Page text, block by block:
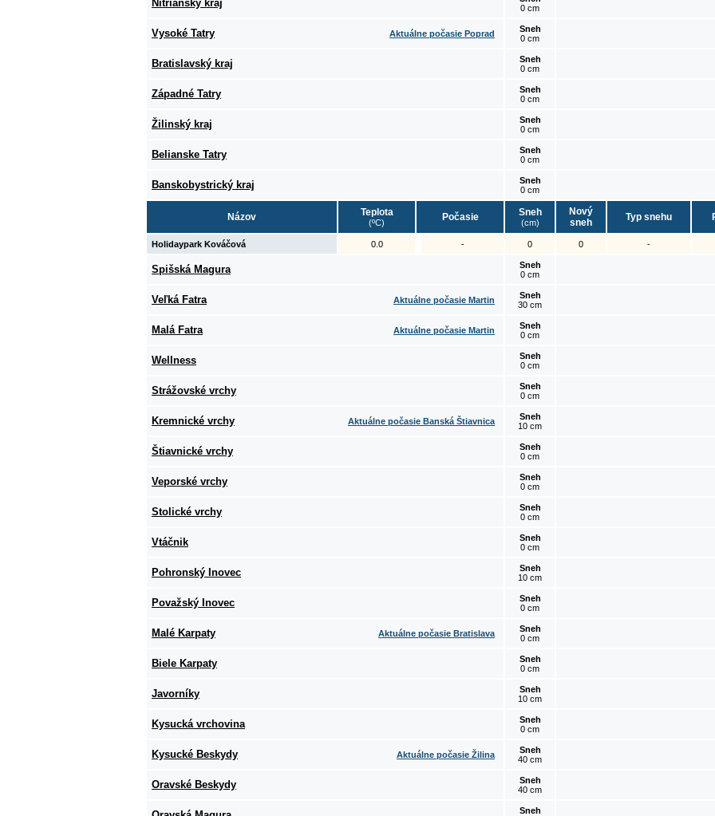
Nitriansky kraj
0 cm
Vysoké Tatry Aktuálne počasie Poprad
Sneh
0 cm
Bratislavský kraj
Sneh
0 cm
Západné Tatry
Sneh
0 cm
Žilinský kraj
Sneh
0 cm
Belianske Tatry
Sneh
0 cm
Banskobystrický kraj
Sneh
0 cm
Názov Teplota
(ºC) Počasie Sneh
(cm)
Nový
sneh
Typ snehu
Holidaypark Kováčová 0.0 - 0 0 -
Spišská Magura
Sneh
0 cm
Veľká Fatra Aktuálne počasie Martin
Sneh
30 cm
Malá Fatra Aktuálne počasie Martin
Sneh
0 cm
Wellness
Sneh
0 cm
Strážovské vrchy
Sneh
0 cm
Kremnické vrchy Aktuálne počasie Banská Štiavnica
Sneh
10 cm
Štiavnické vrchy
Sneh
0 cm
Veporské vrchy
Sneh
0 cm
Stolické vrchy
Sneh
0 cm
Vtáčnik
Sneh
0 cm
Pohronský Inovec
Sneh
10 cm
Považský Inovec
Sneh
0 cm
Malé Karpaty Aktuálne počasie Bratislava
Sneh
0 cm
Biele Karpaty
Sneh
0 cm
Javorníky
Sneh
10 cm
Kysucká vrchovina
Sneh
0 cm
Kysucké Beskydy Aktuálne počasie Žilina
Sneh
40 cm
Oravské Beskydy
Sneh
40 cm
Sneh